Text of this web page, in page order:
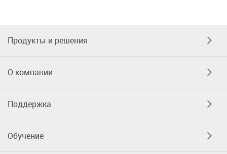
Продукты и решения
О компании
Поддержка
Обучение